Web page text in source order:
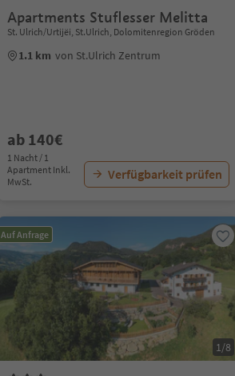
Apartments Stuflesser Melitta
St. Ulrich/Urtijëi, St.Ulrich, Dolomitenregion Gröden
1.1 km von St.Ulrich Zentrum
ab 140€
1 Nacht / 1
Apartment Inkl.
MwSt.
Verfügbarkeit prüfen
Auf Anfrage
1/8